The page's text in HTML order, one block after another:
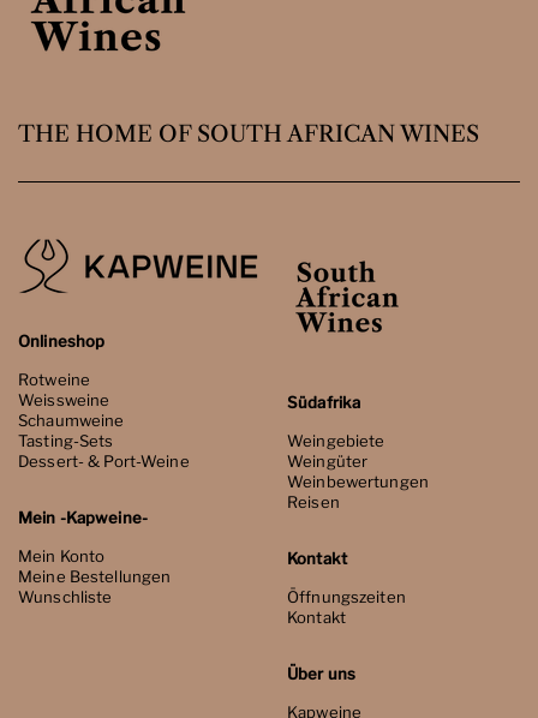
THE HOME OF SOUTH AFRICAN WINES
Onlineshop
Rotweine
Weissweine
Schaumweine
Tasting-Sets
Dessert- & Port-Weine
Mein -Kapweine-
Mein Konto
Meine Bestellungen
Wunschliste
Südafrika
Weingebiete
Weingüter
Weinbewertungen
Reisen
Kontakt
Öffnungszeiten
Kontakt
Über uns
Kapweine